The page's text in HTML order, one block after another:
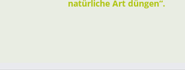
natürliche Art düngen“.